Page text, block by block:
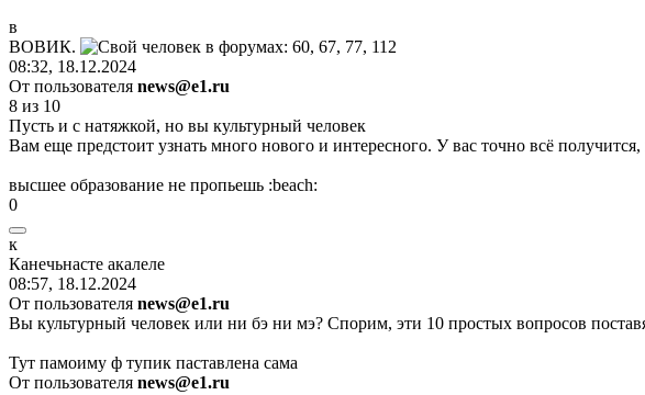
в
ВОВИК.
08:32, 18.12.2024
От пользователя news@e1.ru
8 из 10
Пусть и с натяжкой, но вы культурный человек
Вам еще предстоит узнать много нового и интересного. У вас точно всё
высшее образование не пропьешь :beach:
0
к
Канечьнасте акалеле
08:57, 18.12.2024
От пользователя news@e1.ru
Вы культурный человек или ни бэ ни мэ? Спорим, эти 10 простых вопросов
Тут памоиму ф тупик паставлена сама
От пользователя news@e1.ru